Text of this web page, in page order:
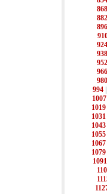
868
882
896
924
938
952
966
980
994
1007
1019
1031
1043
1055
1067
1079
1091